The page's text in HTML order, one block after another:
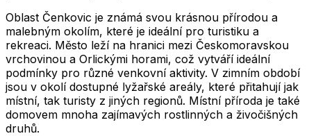
Oblast Čenkovic je známá svou krásnou přírodou a
malebným okolím, které je ideální pro turistiku a
rekreaci. Město leží na hranici mezi Českomoravskou
vrchovinou a Orlickými horami, což vytváří ideální
podmínky pro různé venkovní aktivity. V zimním období
jsou v okolí dostupné lyžařské areály, které přitahují jak
místní, tak turisty z jiných regionů. Místní příroda je také
domovem mnoha zajímavých rostlinných a živočišných
druhů.